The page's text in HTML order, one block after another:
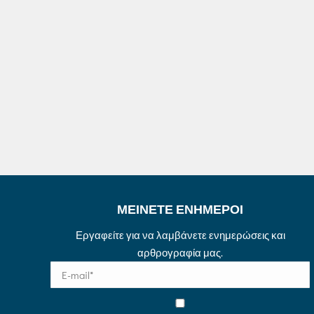
ΜΕΙΝΕΤΕ ΕΝΗΜΕΡΟΙ
Εργαφείτε για να λαμβάνετε ενημερώσεις και
αρθρογραφία μας.